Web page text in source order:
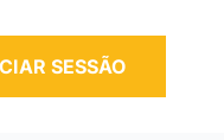
SESSÃO